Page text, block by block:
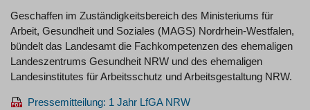
Geschaffen im Zuständigkeitsbereich des Ministeriums für
Arbeit, Gesundheit und Soziales (MAGS) Nordrhein-Westfalen,
bündelt das Landesamt die Fachkompetenzen des ehemaligen
Landeszentrums Gesundheit NRW und des ehemaligen
Landesinstitutes für Arbeitsschutz und Arbeitsgestaltung NRW.
Pressemitteilung: 1 Jahr LfGA NRW